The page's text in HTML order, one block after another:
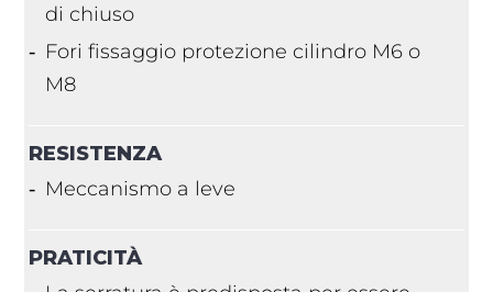
di chiuso
Fori fissaggio protezione cilindro M6 o
M8
RESISTENZA
Meccanismo a leve
PRATICITÀ